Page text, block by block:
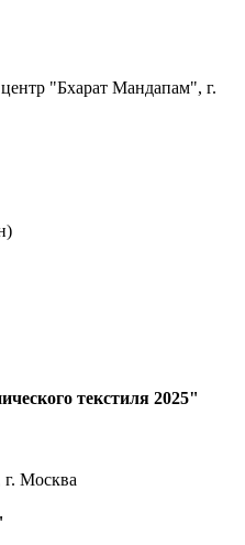
"Бхарат Мандапам", г.
текстиля 2025"
Москва